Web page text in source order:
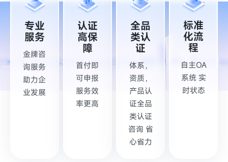
专业
服务
金牌咨
询服务
助力企
业发展
认证
高保
障
首付即
可申报
服务效
率更高
全品
类认
证
体系，
资质，
产品认
证全品
类认证
咨询 省
心省力
标准
化流
程
自主OA
系统 实
时状态